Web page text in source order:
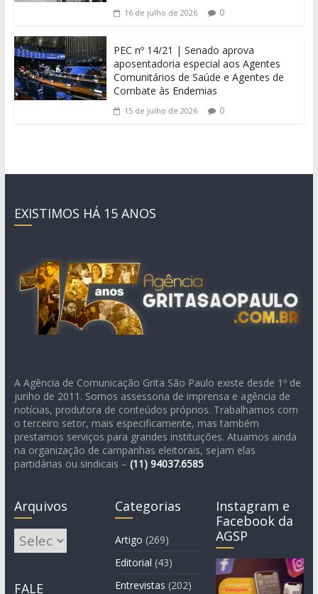
16 de julho de 2026 0
PEC nº 14/21 | Senado aprova
aposentadoria especial aos Agentes
Comunitários de Saúde e Agentes de
Combate às Endemias
15 de julho de 2026 0
EXISTIMOS HÁ 15 ANOS
A Agência de Comunicação Grita São Paulo existe desde 1º de
junho de 2011. Somos assessoria de imprensa e agência de
notícias, produtora de conteúdos próprios. Trabalhamos com
o terceiro setor, mais especificamente, mas também
prestamos serviços para grandes instituições. Atuamos ainda
na organização de campanhas eleitorais, sejam elas
partidárias ou sindicais – (11) 94037.6585
Arquivos
Arquivos
FALE
Categorias
Artigo (269)
Editorial (43)
Entrevistas (202)
Instagram e
Facebook da
AGSP